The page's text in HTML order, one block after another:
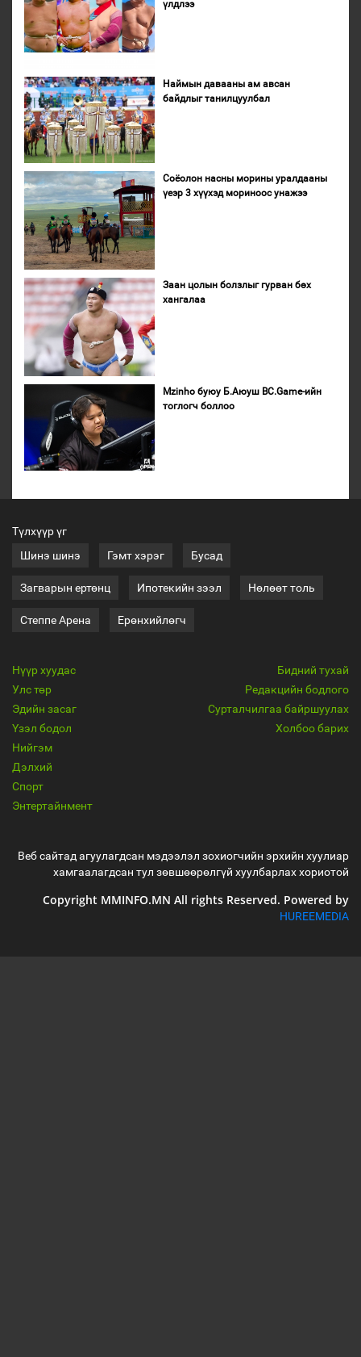
үлдлээ
Наймын давааны ам авсан
байдлыг танилцуулбал
Соёолон насны морины уралдааны
үеэр 3 хүүхэд мориноос унажээ
Заан цолын болзлыг гурван бөх
хангалаа
Mzinho буюу Б.Аюуш BC.Game-ийн
тоглогч боллоо
Түлхүүр үг
Шинэ шинэ
Гэмт хэрэг Бусад
Загварын ертөнц Ипотекийн зээл Нөлөөт толь
Степпе Арена Ерөнхийлөгч
Нүүр хуудас
Улс төр
Эдийн засаг
Үзэл бодол
Нийгэм
Дэлхий
Спорт
Энтертайнмент
Бидний тухай
Редакцийн бодлого
Сурталчилгаа байршуулах
Холбоо барих
Веб сайтад агуулагдсан мэдээлэл зохиогчийн эрхийн хуулиар
хамгаалагдсан тул зөвшөөрөлгүй хуулбарлах хориотой
Copyright MMINFO.MN All rights Reserved. Powered by
HUREEMEDIA